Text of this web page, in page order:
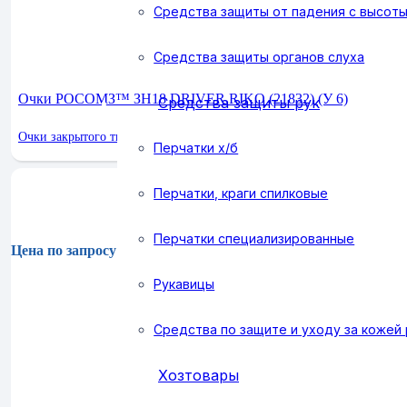
Средства защиты от падения с высоты
Средства защиты органов слуха
Средства защиты рук
Перчатки х/б
Перчатки, краги спилковые
Перчатки специализированные
Рукавицы
Средства по защите и уходу за кожей
Хозтовары
Очки РОСОМЗ™ ЗН18 DRIVER RIKO (21832) (У 6)
Очки закрытого типа
Цена по запросу